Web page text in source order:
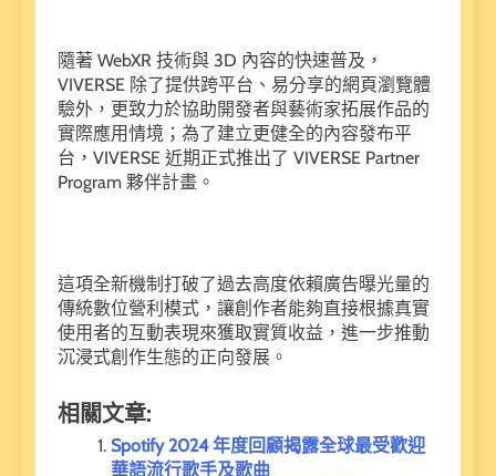
隨著 WebXR 技術與 3D 內容的快速普及，
VIVERSE 除了提供跨平台、易分享的網頁瀏覽體
驗外，更致力於協助開發者與藝術家拓展作品的
實際應用情境；為了建立更健全的內容發布平
台，VIVERSE 近期正式推出了 VIVERSE Partner
Program 夥伴計畫。
這項全新機制打破了過去高度依賴廣告曝光量的
傳統數位營利模式，讓創作者能夠直接根據真實
使用者的互動表現來獲取實質收益，進一步推動
沉浸式創作生態的正向發展。
相關文章:
Spotify 2024 年度回顧揭露全球最受歡迎
華語流行歌手及歌曲